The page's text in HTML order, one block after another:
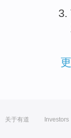
关于有道 Investors